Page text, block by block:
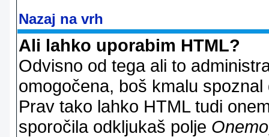
Nazaj na vrh
Ali lahko uporabim HTML?
Odvisno od tega ali to
omogočena, boš kmalu
Prav tako lahko HTML tudi
sporočila odkljukaš polje